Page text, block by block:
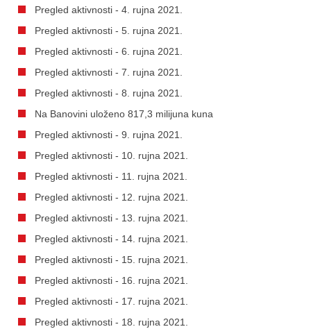
Pregled aktivnosti - 4. rujna 2021.
Pregled aktivnosti - 5. rujna 2021.
Pregled aktivnosti - 6. rujna 2021.
Pregled aktivnosti - 7. rujna 2021.
Pregled aktivnosti - 8. rujna 2021.
Na Banovini uloženo 817,3 milijuna kuna
Pregled aktivnosti - 9. rujna 2021.
Pregled aktivnosti - 10. rujna 2021.
Pregled aktivnosti - 11. rujna 2021.
Pregled aktivnosti - 12. rujna 2021.
Pregled aktivnosti - 13. rujna 2021.
Pregled aktivnosti - 14. rujna 2021.
Pregled aktivnosti - 15. rujna 2021.
Pregled aktivnosti - 16. rujna 2021.
Pregled aktivnosti - 17. rujna 2021.
Pregled aktivnosti - 18. rujna 2021.